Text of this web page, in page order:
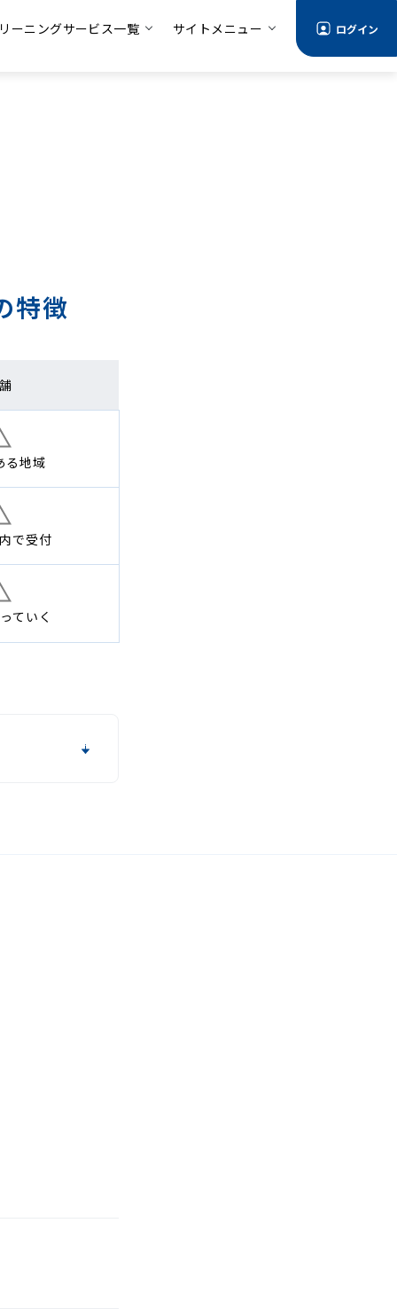
ーニングサービス一覧 サイトメニュー ログイン
特徴
る地域
で受付
ていく